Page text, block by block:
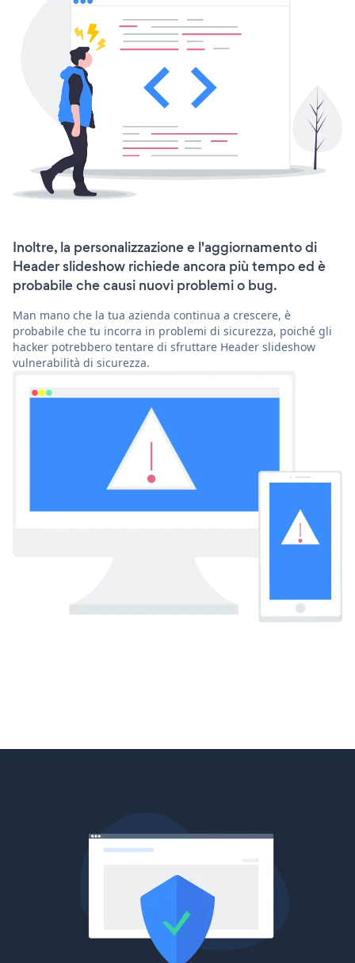
Inoltre, la personalizzazione e l'aggiornamento di
Header slideshow richiede ancora più tempo ed è
probabile che causi nuovi problemi o bug.
Man mano che la tua azienda continua a crescere, è
probabile che tu incorra in problemi di sicurezza, poiché gli
hacker potrebbero tentare di sfruttare Header slideshow
vulnerabilità di sicurezza.